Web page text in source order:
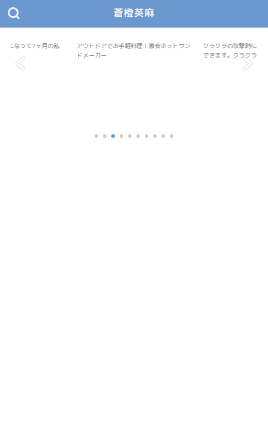
蒼橙英麻
あおとえま モノデザ
蒼橙英麻（あおとえま）の物作りデザイン研究所
員になって7ヶ月の私 アウトドア
アウトドアでお手軽料理！激安ホットサン
ドメーカー
便利ツール
クラクラの攻撃時にユ
できます。クラクラ...